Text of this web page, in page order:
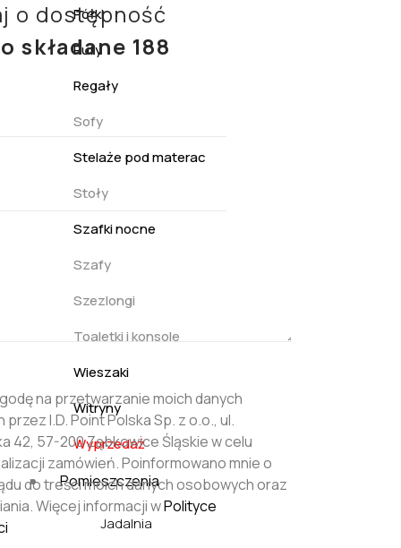
Półki
Pufy
Regały
Sofy
Stelaże pod materac
Stoły
Szafki nocne
Szafy
Szezlongi
Toaletki i konsole
Wieszaki
Witryny
Wyprzedaż
Pomieszczenia
Jadalnia
o dostępność
składane 188
na przetwarzanie moich danych
I.D. Point Polska Sp. z o.o., ul.
42, 57-200 Ząbkowice Śląskie w celu
zamówień. Poinformowano mnie o
do treści moich danych osobowych oraz
Więcej informacji wPolityce